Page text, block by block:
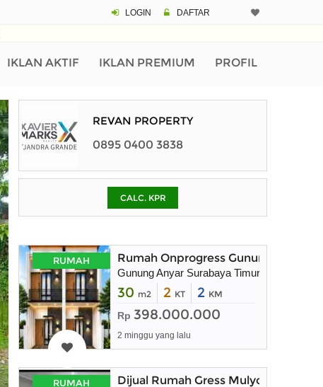
LOGIN DAFTAR
IKLAN AKTIF IKLAN PREMIUM PROFILPinjaman (PIN)
pada kotak-
REVAN PROPERTY
0895 0400 3838
CALC. KPR
RUMAH Rumah Onprogress Gunung Anyar
Gunung Anyar Surabaya Timur
30 m2 2 KT 2 KM
Rp 398.000.000
2 minggu yang lalu
RUMAH Dijual Rumah Gress Mulyosari